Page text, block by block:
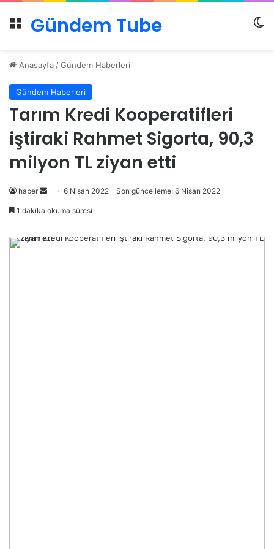
MenüGündem Tube
Anasayfa /Gündem Haberleri
Gündem Haberleri
Tarım Kredi Kooperatifleri
iştiraki Rahmet Sigorta, 90,3
milyon TL ziyan etti
haber
Bir
göndermek
6 Nisan 2022 Son güncelleme: 6 Nisan 2022
1 dakika okuma süresi